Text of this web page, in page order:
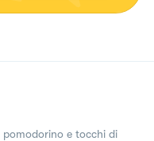
e tocchi di